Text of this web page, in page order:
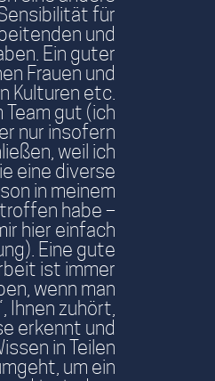
für
und
Ein guter
Frauen und
Kulturen etc.
gut (ich
nur insofern
weil ich
eine diverse
in meinem
habe –
hier einfach
Eine gute
ist immer
wenn man
Ihnen zuhört,
erkennt und
in Teilen
um ein